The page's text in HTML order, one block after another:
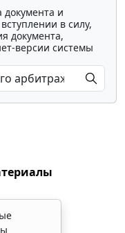
документа и
в силу,
документа,
версии системы